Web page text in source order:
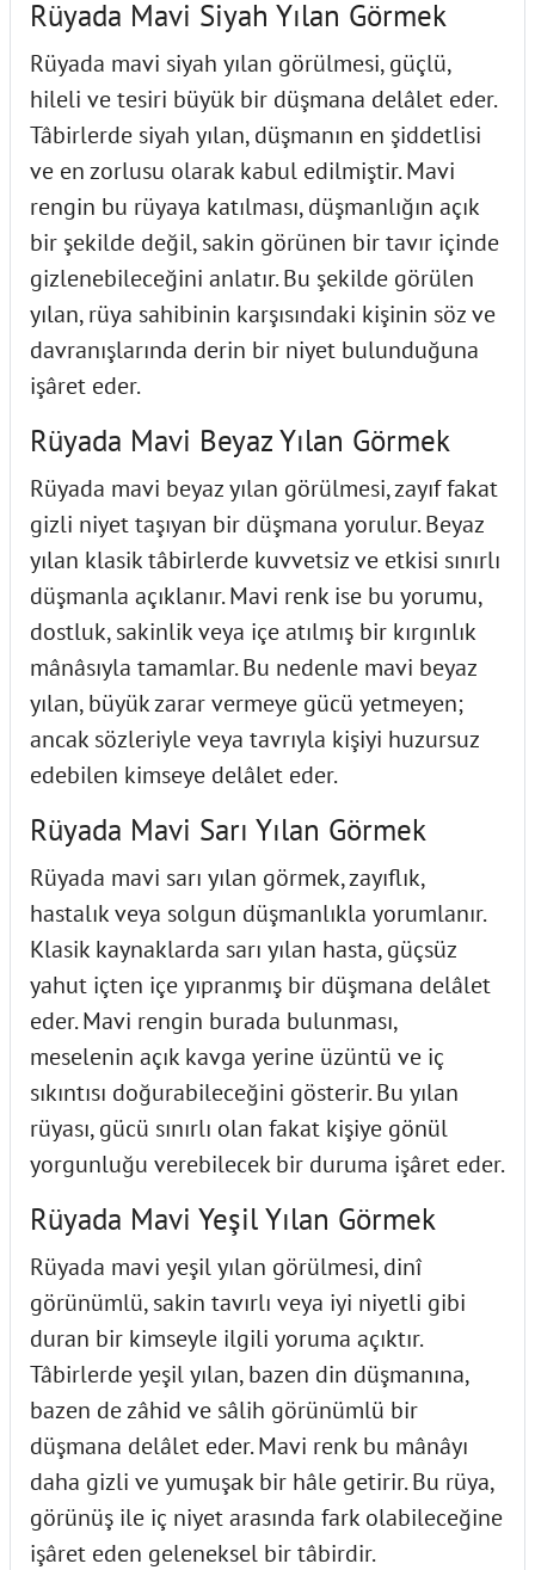
Rüyada Mavi Siyah Yılan Görmek
Rüyada mavi siyah yılan görülmesi, güçlü,
hileli ve tesiri büyük bir düşmana delâlet eder.
Tâbirlerde siyah yılan, düşmanın en şiddetlisi
ve en zorlusu olarak kabul edilmiştir. Mavi
rengin bu rüyaya katılması, düşmanlığın açık
bir şekilde değil, sakin görünen bir tavır içinde
gizlenebileceğini anlatır. Bu şekilde görülen
yılan, rüya sahibinin karşısındaki kişinin söz ve
davranışlarında derin bir niyet bulunduğuna
işâret eder.
Rüyada Mavi Beyaz Yılan Görmek
Rüyada mavi beyaz yılan görülmesi, zayıf fakat
gizli niyet taşıyan bir düşmana yorulur. Beyaz
yılan klasik tâbirlerde kuvvetsiz ve etkisi sınırlı
düşmanla açıklanır. Mavi renk ise bu yorumu,
dostluk, sakinlik veya içe atılmış bir kırgınlık
mânâsıyla tamamlar. Bu nedenle mavi beyaz
yılan, büyük zarar vermeye gücü yetmeyen;
ancak sözleriyle veya tavrıyla kişiyi huzursuz
edebilen kimseye delâlet eder.
Rüyada Mavi Sarı Yılan Görmek
Rüyada mavi sarı yılan görmek, zayıflık,
hastalık veya solgun düşmanlıkla yorumlanır.
Klasik kaynaklarda sarı yılan hasta, güçsüz
yahut içten içe yıpranmış bir düşmana delâlet
eder. Mavi rengin burada bulunması,
meselenin açık kavga yerine üzüntü ve iç
sıkıntısı doğurabileceğini gösterir. Bu yılan
rüyası, gücü sınırlı olan fakat kişiye gönül
yorgunluğu verebilecek bir duruma işâret eder.
Rüyada Mavi Yeşil Yılan Görmek
Rüyada mavi yeşil yılan görülmesi, dinî
görünümlü, sakin tavırlı veya iyi niyetli gibi
duran bir kimseyle ilgili yoruma açıktır.
Tâbirlerde yeşil yılan, bazen din düşmanına,
bazen de zâhid ve sâlih görünümlü bir
düşmana delâlet eder. Mavi renk bu mânâyı
daha gizli ve yumuşak bir hâle getirir. Bu rüya,
görünüş ile iç niyet arasında fark olabileceğine
işâret eden geleneksel bir tâbirdir.